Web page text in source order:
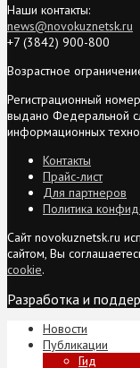
Наши контакты:
news@novokuznetsk.ru
+7 (3842) 900-800
Возрастное
Регистрационный
выдано Федеральной
информационных
Контакты
Прайс-лист
Для партнеров
Политика
Сайт novokuznetsk.ru
сайтом, Вы
cookie.
Разработка и
Новости
Публикации
Гид